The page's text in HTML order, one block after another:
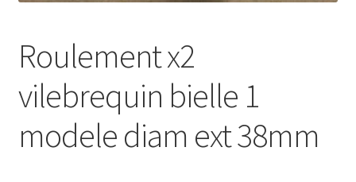
Roulement x2
vilebrequin bielle 1
modele diam ext 38mm